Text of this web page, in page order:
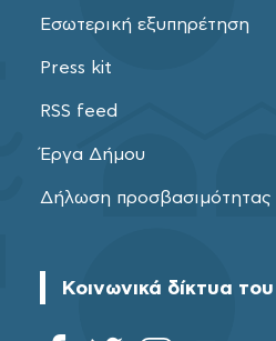
Εσωτερική εξυπηρέτηση
Press kit
RSS feed
Έργα Δήμου
Δήλωση προσβασιμότητας
Κοινωνικά δίκτυα